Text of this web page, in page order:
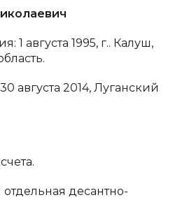
1 августа 1995, г.. Калуш,
августа 2014, Луганский
десантно-